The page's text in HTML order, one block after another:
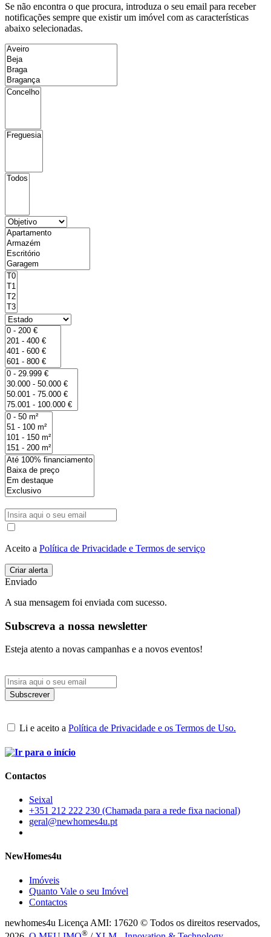
Se não encontra o que procura, introduza o seu email para receber
notificações sempre que existir um imóvel com as características
abaixo selecionadas.
Aceito a Política de Privacidade e Termos de serviço
Enviado
A sua mensagem foi enviada com sucesso.
Subscreva a nossa newsletter
Esteja atento a novas campanhas e a novos eventos!
Li e aceito a Política de Privacidade e os Termos de Uso.
Contactos
Seixal
+351 212 222 230 (Chamada para a rede fixa nacional)
geral@newhomes4u.pt
NewHomes4u
Imóveis
Quanto Vale o seu Imóvel
Contactos
newhomes4u Licença AMI: 17620 © Todos os direitos reservados,
®